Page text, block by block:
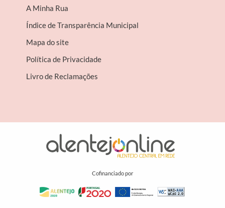
A Minha Rua
Índice de Transparência Municipal
Mapa do site
Política de Privacidade
Livro de Reclamações
Cofinanciado por